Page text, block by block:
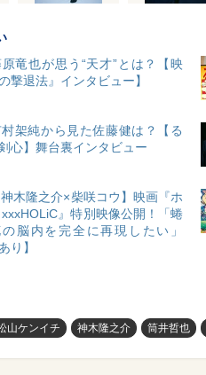
竜也が思う“天才”とは？【映
撃退法』インタビュー】
架純から見た佐藤健は？【る
心】舞台裏インタビュー
神木隆之介×柴咲コウ】映画『ホ
xxxHOLiC』特別映像公開！「蜷
の脳内を完全に再現したい」
り】
山ケンイチ 神木隆之介 筒井哲也